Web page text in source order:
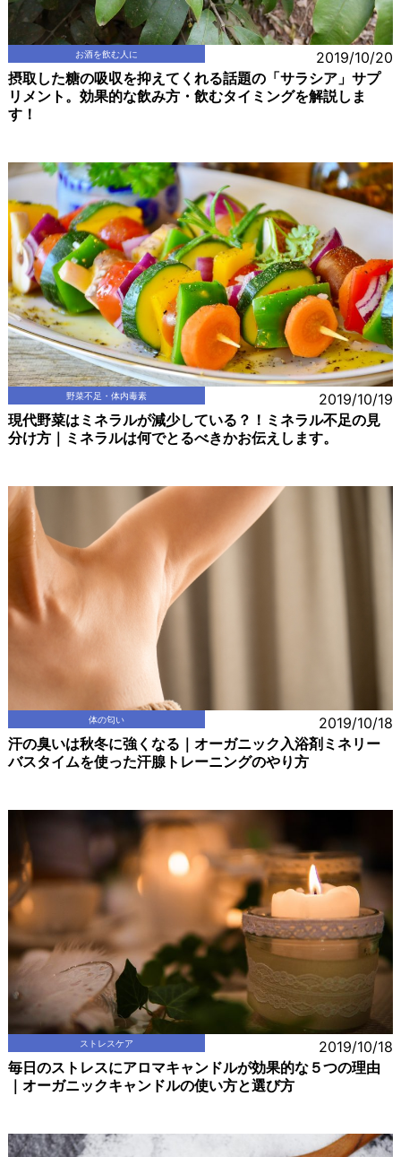
お酒を飲む人に 2019/10/20
摂取した糖の吸収を抑えてくれる話題の「サラシア」サプ
リメント。効果的な飲み方・飲むタイミングを解説しま
す！
野菜不足・体内毒素 2019/10/19
現代野菜はミネラルが減少している？！ミネラル不足の見
分け方｜ミネラルは何でとるべきかお伝えします。
体の匂い 2019/10/18
汗の臭いは秋冬に強くなる｜オーガニック入浴剤ミネリー
バスタイムを使った汗腺トレーニングのやり方
ストレスケア 2019/10/18
毎日のストレスにアロマキャンドルが効果的な５つの理由
｜オーガニックキャンドルの使い方と選び方